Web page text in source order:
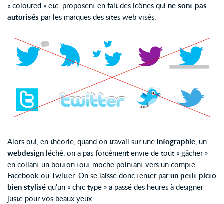
« coloured » etc. proposent en fait des icônes qui ne sont pas
autorisés par les marques des sites web visés.
Alors oui, en théorie, quand on travail sur une infographie, un
webdesign léché, on a pas forcément envie de tout « gâcher »
en collant un bouton tout moche pointant vers un compte
Facebook ou Twitter. On se laisse donc tenter parun petit picto
bien stylisé qu’un « chic type » a passé des heures à designer
juste pour vos beaux yeux.